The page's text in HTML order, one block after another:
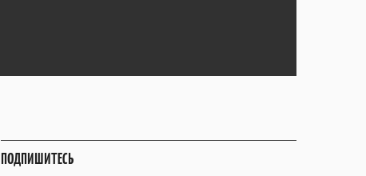
ПОДПИШИТЕСЬ